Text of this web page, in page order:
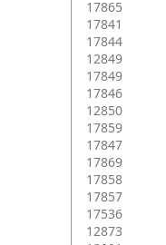
17865
17841
17844
12849
17849
17846
12850
17859
17847
17869
17858
17857
17536
12873